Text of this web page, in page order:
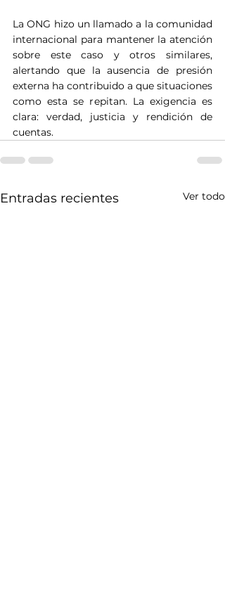
La ONG hizo un llamado a la comunidad
internacional para mantener la atención
sobre este caso y otros similares,
alertando que la ausencia de presión
externa ha contribuido a que situaciones
como esta se repitan. La exigencia es
clara: verdad, justicia y rendición de
cuentas.
Entradas recientes Ver todo